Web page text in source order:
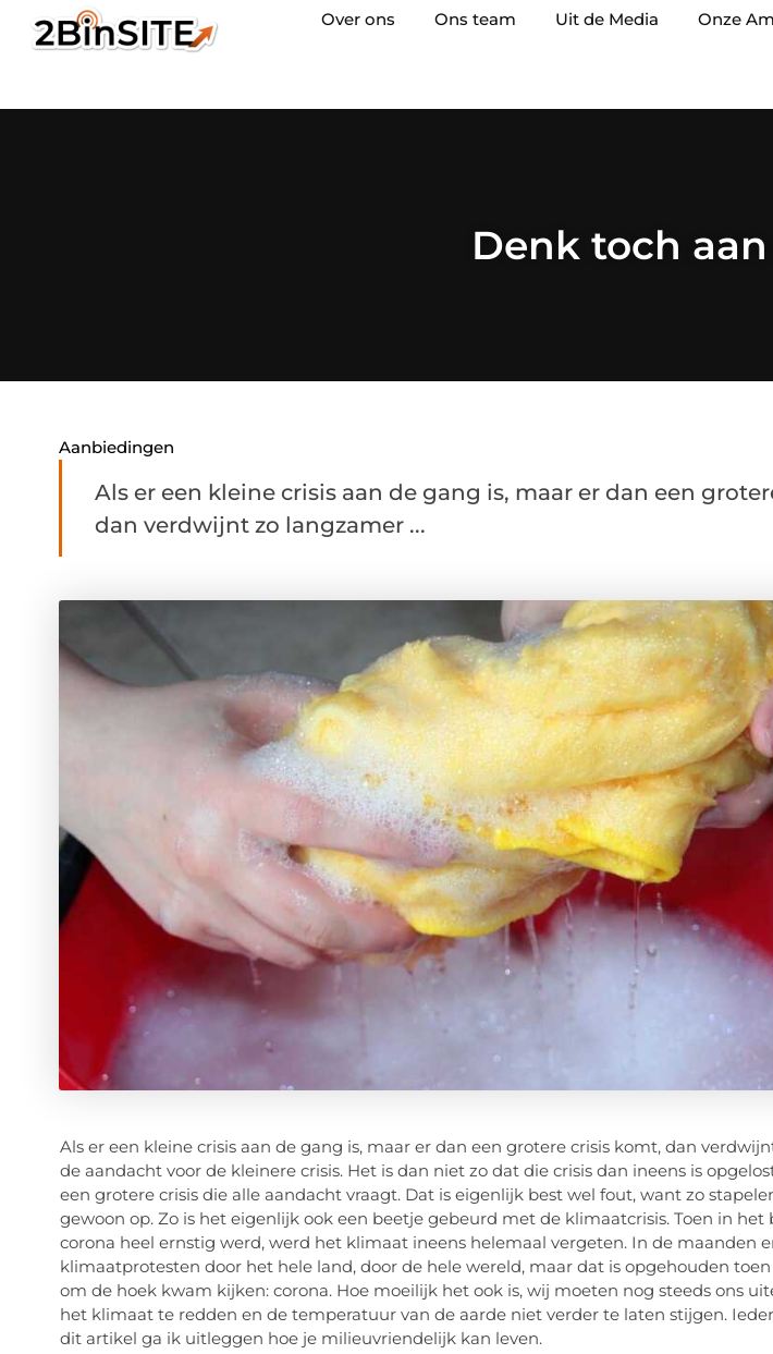
Over ons Ons team Uit de Media Onze
Denk toch
Aanbiedingen
Als er een kleine crisis aan de gang is, maar er dan een
dan verdwijnt zo langzamer ...
Als er een kleine crisis aan de gang is, maar er dan een grotere crisis komt, dan
de aandacht voor de kleinere crisis. Het is dan niet zo dat die crisis dan ineens is
een grotere crisis die alle aandacht vraagt. Dat is eigenlijk best wel fout, want zo
gewoon op. Zo is het eigenlijk ook een beetje gebeurd met de klimaatcrisis. Toen in het
corona heel ernstig werd, werd het klimaat ineens helemaal vergeten. In de maanden
klimaatprotesten door het hele land, door de hele wereld, maar dat is opgehouden
om de hoek kwam kijken: corona. Hoe moeilijk het ook is, wij moeten nog steeds ons
het klimaat te redden en de temperatuur van de aarde niet verder te laten stijgen.
dit artikel ga ik uitleggen hoe je milieuvriendelijk kan leven.